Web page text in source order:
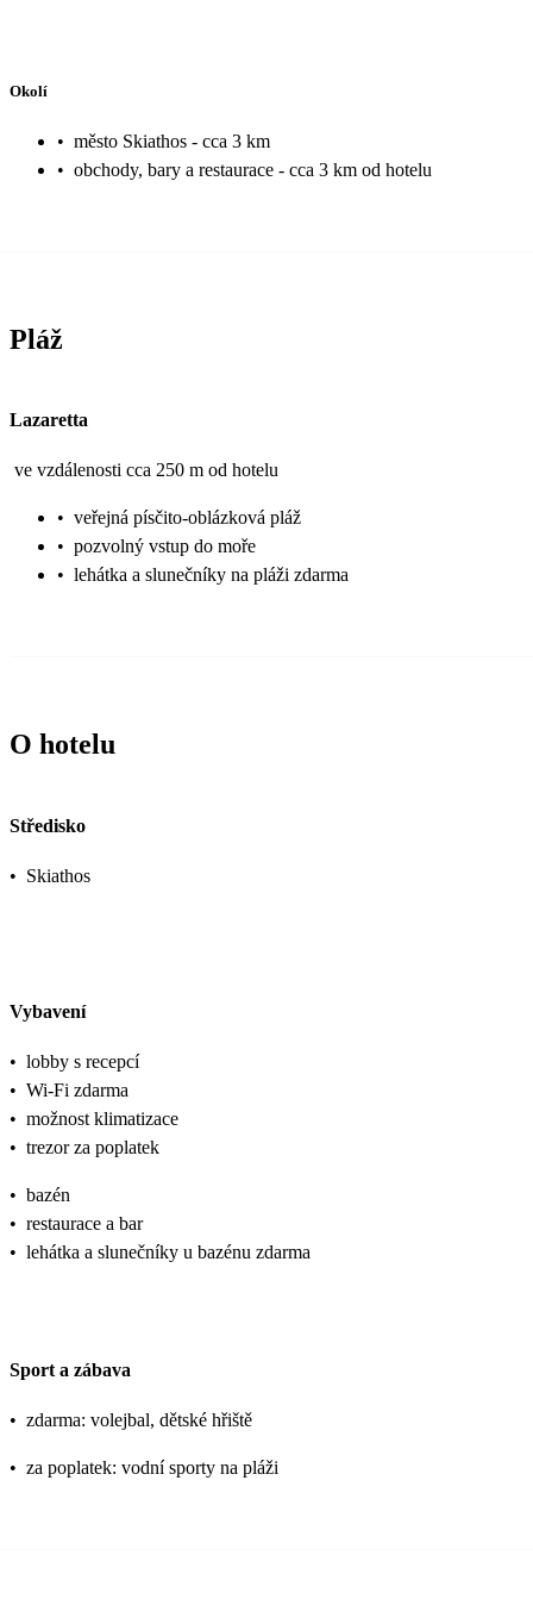
Okolí
• město Skiathos - cca 3 km
• obchody, bary a restaurace - cca 3 km od hotelu
Pláž
Lazaretta
ve vzdálenosti cca 250 m od hotelu
• veřejná písčito-oblázková pláž
• pozvolný vstup do moře
• lehátka a slunečníky na pláži zdarma
O hotelu
Středisko
• Skiathos
Vybavení
• lobby s recepcí
• Wi-Fi zdarma
• možnost klimatizace
• trezor za poplatek
• bazén
• restaurace a bar
• lehátka a slunečníky u bazénu zdarma
Sport a zábava
• zdarma: volejbal, dětské hřiště
• za poplatek: vodní sporty na pláži